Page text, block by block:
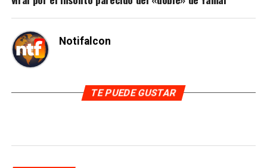
Notifalcon
TE PUEDE GUSTAR